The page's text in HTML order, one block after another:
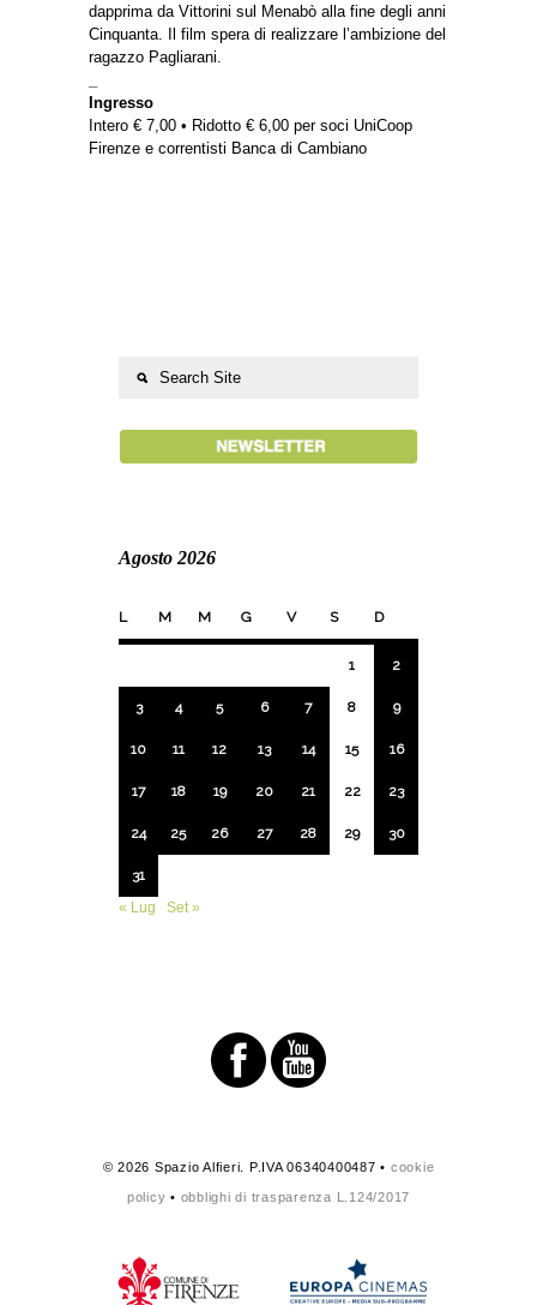
dapprima da Vittorini sul Menabò alla fine degli anni
Cinquanta. Il film spera di realizzare l’ambizione del
ragazzo Pagliarani.
Ingresso
Intero € 7,00 • Ridotto € 6,00 per soci UniCoop
Firenze e correntisti Banca di Cambiano
Agosto 2026
L M M G V S D
1 2
3 4 5 6 7 8 9
10 11 12 13 14 15 16
17 18 19 20 21 22 23
24 25 26 27 28 29 30
31
« Lug
Set »
© 2026 Spazio Alfieri. P.IVA 06340400487 • cookie
policy • obblighi di trasparenza L.124/2017